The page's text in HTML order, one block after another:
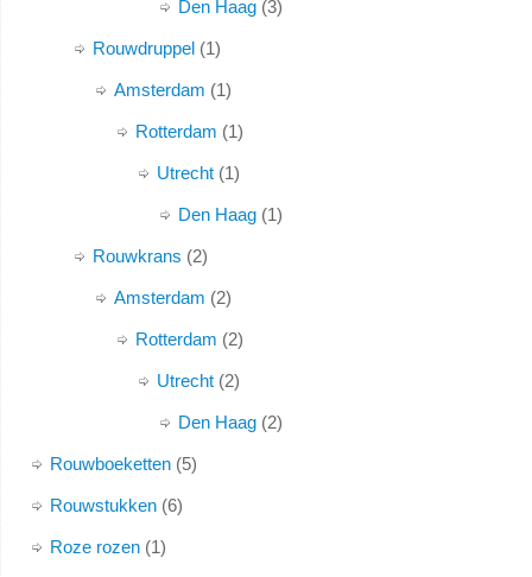
Den Haag 3
Rouwdruppel 1
Amsterdam 1
Rotterdam 1
Utrecht 1
Den Haag 1
Rouwkrans 2
Amsterdam 2
Rotterdam 2
Utrecht 2
Den Haag 2
Rouwboeketten 5
Rouwstukken 6
Roze rozen 1